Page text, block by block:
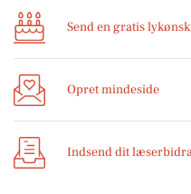
Send en gratis
Opret mindeside
Indsend dit